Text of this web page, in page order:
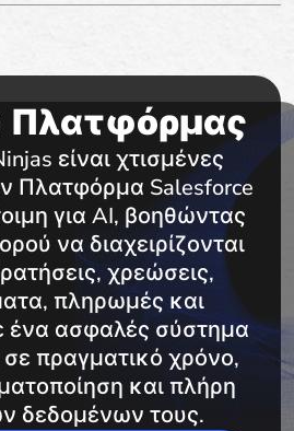
Πλατφόρμας
είναι χτισμένες
Πλατφόρμα Salesforce
για AI, βοηθώντας
να διαχειρίζονται
χρεώσεις,
πληρωμές και
ένα ασφαλές σύστημα
πραγματικό χρόνο,
και πλήρη
δεδομένων τους.